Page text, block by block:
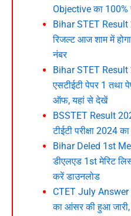
Objective का 100%
Bihar STET Result
रिजल्ट आज शाम में
नंबर
Bihar STET Result
एसटीईटी पेपर 1 तथा
ऑफ, यहां से देखें
BSSTET Result
टीईटी परीक्षा 2024
Bihar Deled 1st
डीएलएड 1st मेरिट
करें डाउनलोड
CTET July Answer
का आंसर की हुआ